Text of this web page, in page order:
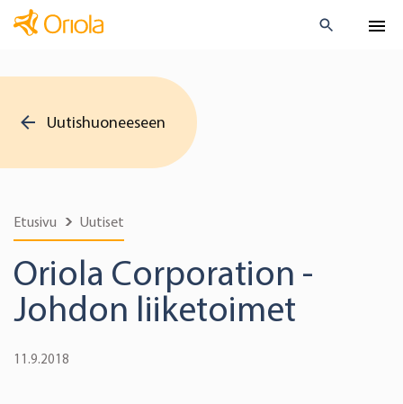
Uutishuoneeseen
Etusivu Uutiset
Oriola Corporation -
Johdon liiketoimet
11.9.2018